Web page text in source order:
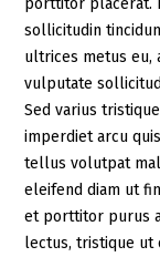
sollicitudin
ultrices metus eu,
vulputate
Sed varius
imperdiet arcu
tellus volutpat
eleifend diam ut
et porttitor purus
lectus, tristique ut